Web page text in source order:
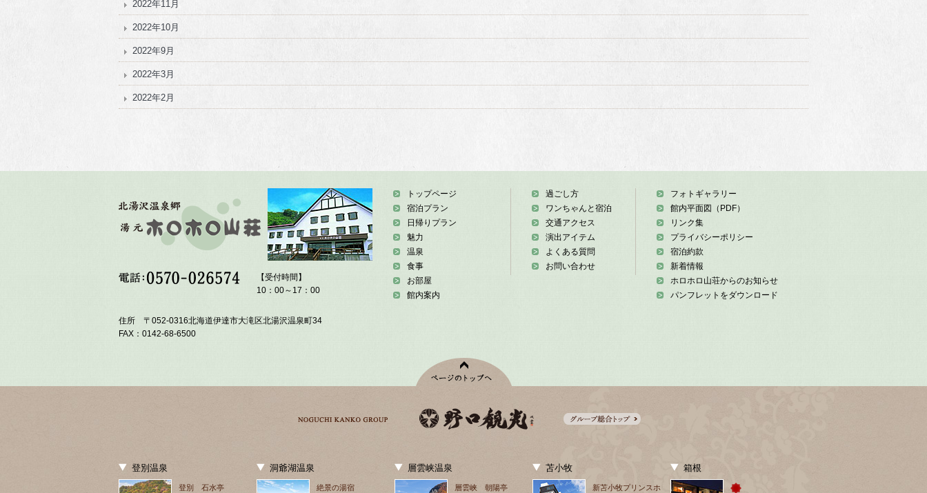
2022年11月
2022年10月
2022年9月
2022年3月
2022年2月
【受付時間】
10：00～17：00
住所 〒052-0316北海道伊達市大滝区北湯沢温泉町34
FAX：0142-68-6500
トップページ
宿泊プラン
日帰りプラン
魅力
温泉
食事
お部屋
館内案内
過ごし方
ワンちゃんと宿泊
交通アクセス
演出アイテム
よくある質問
お問い合わせ
フォトギャラリー
館内平面図（PDF）
リンク集
プライバシーポリシー
宿泊約款
新着情報
ホロホロ山荘からのお知らせ
パンフレットをダウンロード
登別温泉
登別 石水亭
洞爺湖温泉
絶景の湯宿
層雲峡温泉
層雲峡 朝陽亭
苫小牧
新苫小牧プリンスホ
箱根